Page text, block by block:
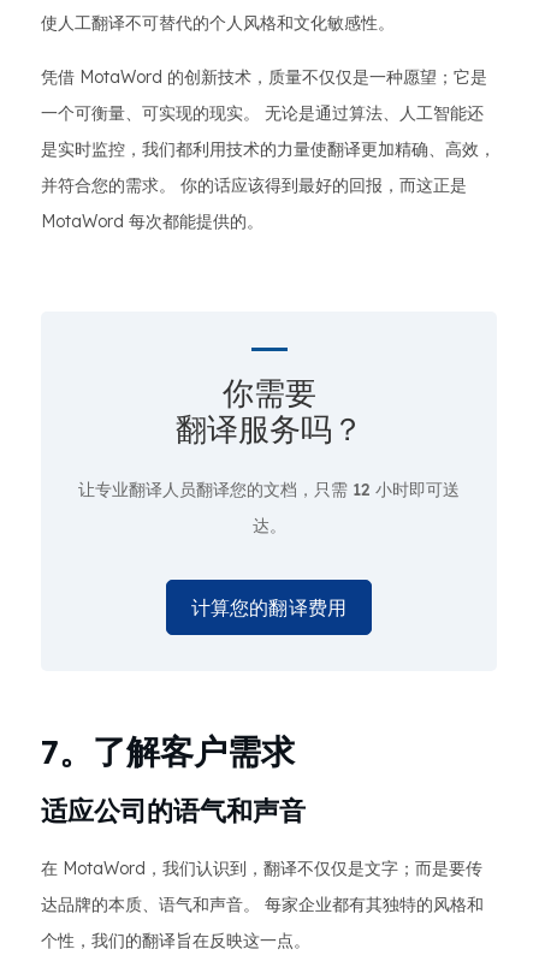
使人工翻译不可替代的个人风格和文化敏感性。
凭借 MotaWord 的创新技术，质量不仅仅是一种愿望；它是
一个可衡量、可实现的现实。 无论是通过算法、人工智能还
是实时监控，我们都利用技术的力量使翻译更加精确、高效，
并符合您的需求。 你的话应该得到最好的回报，而这正是
MotaWord 每次都能提供的。
你需要
翻译服务吗？
让专业翻译人员翻译您的文档，只需 12 小时即可送
达。
计算您的翻译费用
7。了解客户需求
适应公司的语气和声音
在 MotaWord，我们认识到，翻译不仅仅是文字；而是要传
达品牌的本质、语气和声音。 每家企业都有其独特的风格和
个性，我们的翻译旨在反映这一点。